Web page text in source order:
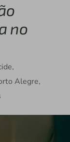
no
Alegre,